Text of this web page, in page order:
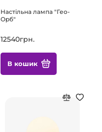
Настільна лампа "Гео-
Орб"
12540грн.
В кошик